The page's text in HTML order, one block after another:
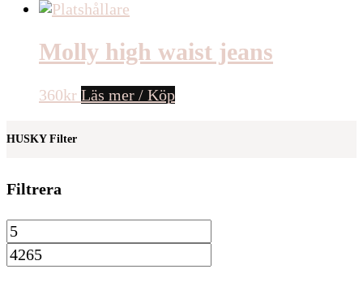
Molly high waist jeans
360kr Läs mer / Köp
HUSKY Filter
Filtrera